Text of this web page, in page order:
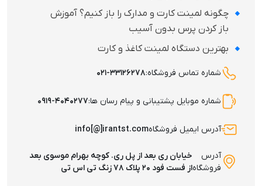
چگونه لمینت کارت و مدارک را باز کنیم؟ آموزش
باز کردن پرس بدون آسیب
بهترین دستگاه لمینت کاغذ و کارت
شماره تماس فروشگاه:۰۲۱-۳۳۱۲۶۲۷۸
شماره موبایل پشتیبانی و پیام رسان ها:۰۹۱۹-۴۰۴۰۲۷۷
آدرس ایمیل فروشگاهinfo[@]irantst.com
آدرس
فروشگاه
خیابان ری بعد از پل ری. کوچه بهرام موسوی بعد
از فست فود ۲۰ پلاک ۷۸ زنگ تی اس تی